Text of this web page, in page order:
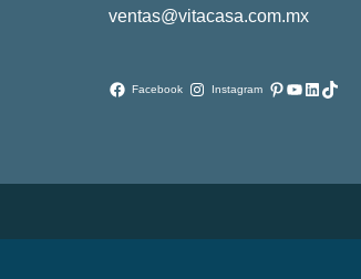
ventas@vitacasa.com.mx
Facebook Instagram Pinterest
YouTube
LinkedIn
TikTok